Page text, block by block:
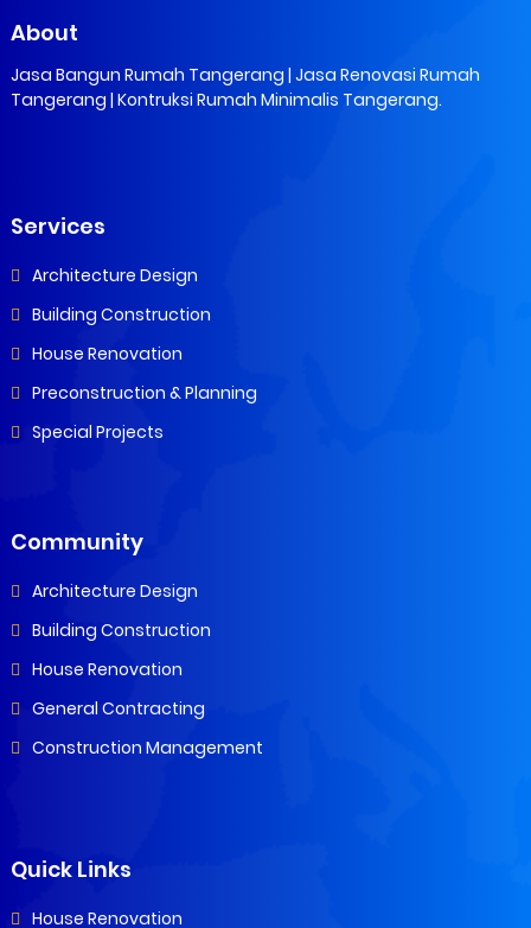
About
Jasa Bangun Rumah Tangerang | Jasa Renovasi Rumah
Tangerang | Kontruksi Rumah Minimalis Tangerang.
Services
Architecture Design
Building Construction
House Renovation
Preconstruction & Planning
Special Projects
Community
Architecture Design
Building Construction
House Renovation
General Contracting
Construction Management
Quick Links
House Renovation